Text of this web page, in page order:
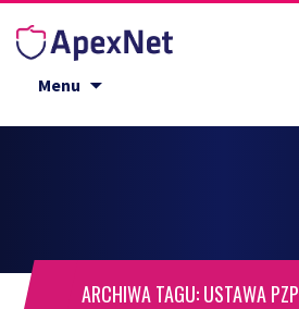
Menu
ARCHIWA TAGU: USTAWA PZP